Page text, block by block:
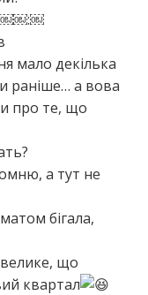
мало декілька
раніше… а вова
про те, що
а тут не
бігала,
велике, що
квартал